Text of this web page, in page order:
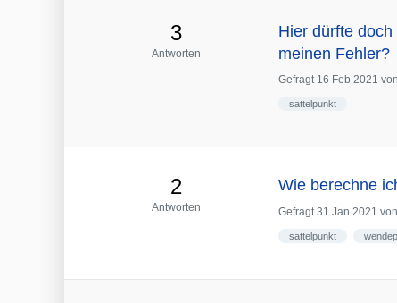
3
Antworten
Hier dürfte
meinen Fehler?
Gefragt 16 Feb 2021 von
sattelpunkt
2
Antworten
Wie berechne
Gefragt 31 Jan 2021 von
sattelpunkt